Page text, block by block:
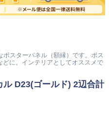
スターパネル（額縁）です。ポス
に。インテリアとしてオススメで
D23(ゴールド) 2辺合計